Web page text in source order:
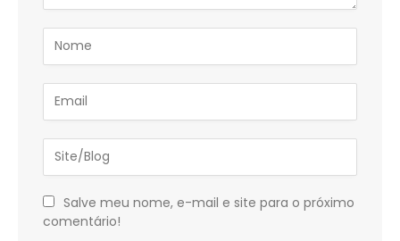
Salve meu nome, e-mail e site para o próximo
comentário!